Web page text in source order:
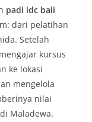
padi idc bali
dari pelatihan
Setelah
kursus
ke lokasi
mengelola
nilai
Maladewa.